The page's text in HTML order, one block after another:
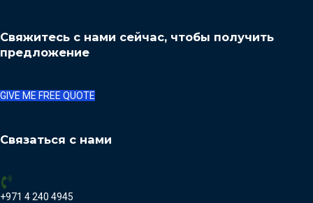
Свяжитесь с нами сейчас, чтобы получить
предложение
GIVE ME FREE QUOTE
Связаться с нами
+971 4 240 4945